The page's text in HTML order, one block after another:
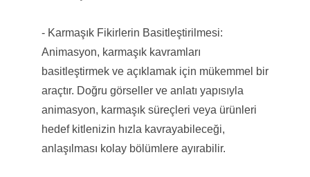
- Karmaşık Fikirlerin Basitleştirilmesi:
Animasyon, karmaşık kavramları
basitleştirmek ve açıklamak için mükemmel bir
araçtır. Doğru görseller ve anlatı yapısıyla
animasyon, karmaşık süreçleri veya ürünleri
hedef kitlenizin hızla kavrayabileceği,
anlaşılması kolay bölümlere ayırabilir.